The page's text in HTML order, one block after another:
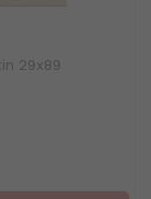
29x89